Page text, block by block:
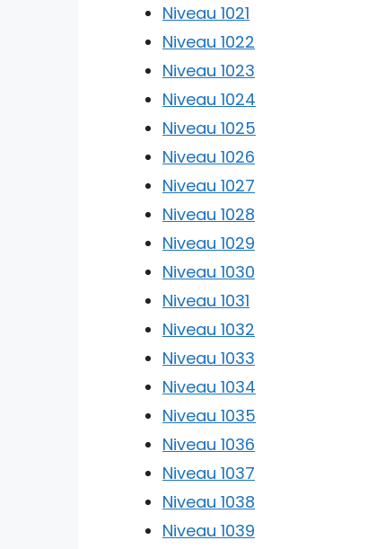
Niveau 1021
Niveau 1022
Niveau 1023
Niveau 1024
Niveau 1025
Niveau 1026
Niveau 1027
Niveau 1028
Niveau 1029
Niveau 1030
Niveau 1031
Niveau 1032
Niveau 1033
Niveau 1034
Niveau 1035
Niveau 1036
Niveau 1037
Niveau 1038
Niveau 1039